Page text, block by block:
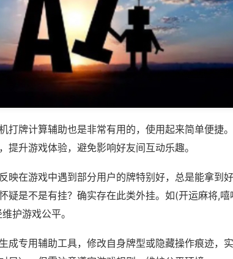
打牌计算辅助也是非常有用的，使用起来简单便捷
提升游戏体验，避免影响好友间互动乐趣。
映在游戏中遇到部分用户的牌特别好，总是能拿到
疑是不是有挂？确实存在此类外挂。如(开运麻将,嘻
护游戏公平。
成专用辅助工具，修改自身牌型或隐藏操作痕迹，